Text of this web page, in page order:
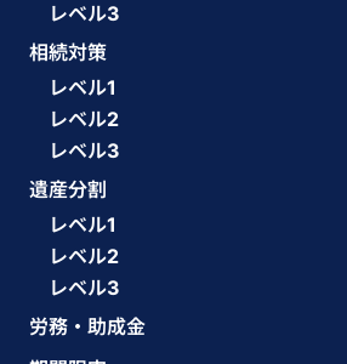
レベル3
相続対策
レベル1
レベル2
レベル3
遺産分割
レベル1
レベル2
レベル3
労務・助成金